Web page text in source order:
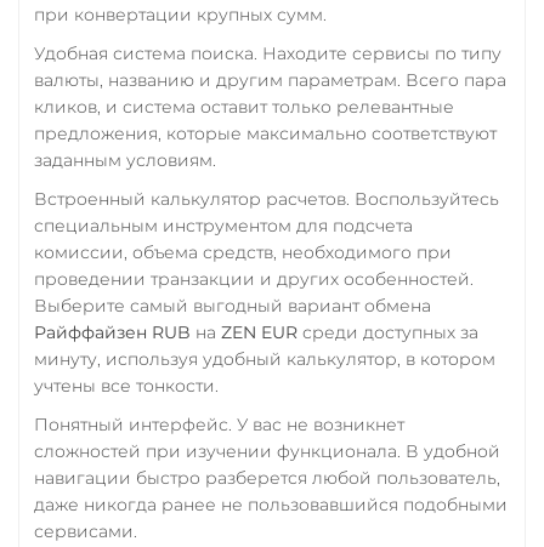
BASE
Utopia USD (UUSD)
VeChain (VET)
WAVES
Wrapped Bitcoin (WBTC)
ERC20 AVAXC
Wrapped Ethereum
ERC20 AVAXC
BASE
CRO
RONIN
Yearn.finance (YFI)
Zcash (ZEC)
RUB
УкрСиббанк UAH
Центр Кредит KZT
Элкарт KGS
при конвертации крупных сумм.
Удобная система поиска. Находите сервисы по типу
валюты, названию и другим параметрам. Всего пара
кликов, и система оставит только релевантные
предложения, которые максимально соответствуют
заданным условиям.
Встроенный калькулятор расчетов. Воспользуйтесь
специальным инструментом для подсчета
комиссии, объема средств, необходимого при
проведении транзакции и других особенностей.
Выберите самый выгодный вариант обмена
Райффайзен RUB на ZEN EUR среди доступных за
минуту, используя удобный калькулятор, в котором
учтены все тонкости.
Понятный интерфейс. У вас не возникнет
сложностей при изучении функционала. В удобной
навигации быстро разберется любой пользователь,
даже никогда ранее не пользовавшийся подобными
сервисами.